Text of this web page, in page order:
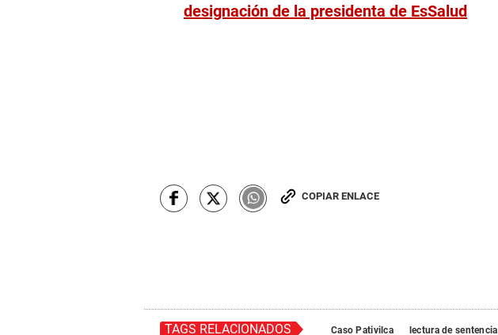
designación de la presidenta de EsSalud
COPIAR ENLACE
TAGS RELACIONADOS Caso Pativilca lectura de sentencia